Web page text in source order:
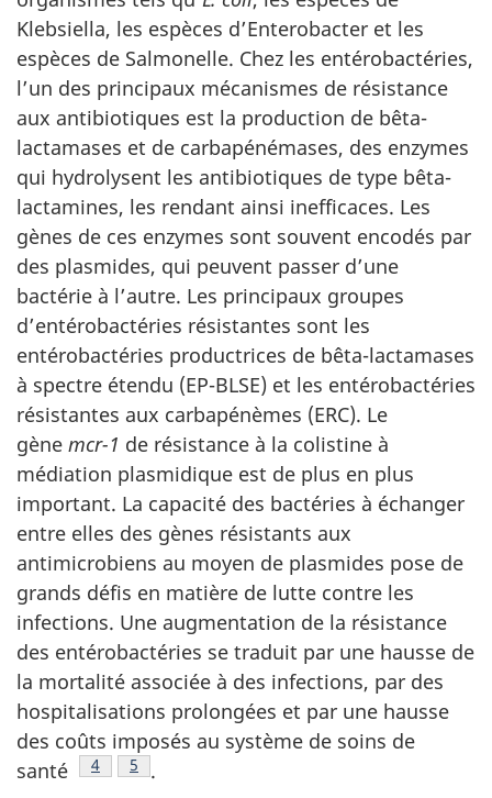
Klebsiella, les espèces d’Enterobacter et les
espèces de Salmonelle. Chez les entérobactéries,
l’un des principaux mécanismes de résistance
aux antibiotiques est la production de bêta-
lactamases et de carbapénémases, des enzymes
qui hydrolysent les antibiotiques de type bêta-
lactamines, les rendant ainsi inefficaces. Les
gènes de ces enzymes sont souvent encodés par
des plasmides, qui peuvent passer d’une
bactérie à l’autre. Les principaux groupes
d’entérobactéries résistantes sont les
entérobactéries productrices de bêta-lactamases
à spectre étendu (EP-BLSE) et les entérobactéries
résistantes aux carbapénèmes (ERC). Le
gène mcr-1 de résistance à la colistine à
médiation plasmidique est de plus en plus
important. La capacité des bactéries à échanger
entre elles des gènes résistants aux
antimicrobiens au moyen de plasmides pose de
grands défis en matière de lutte contre les
infections. Une augmentation de la résistance
des entérobactéries se traduit par une hausse de
la mortalité associée à des infections, par des
hospitalisations prolongées et par une hausse
des coûts imposés au système de soins de
santé
Note de bas de page
4 Note de bas de page
5
.